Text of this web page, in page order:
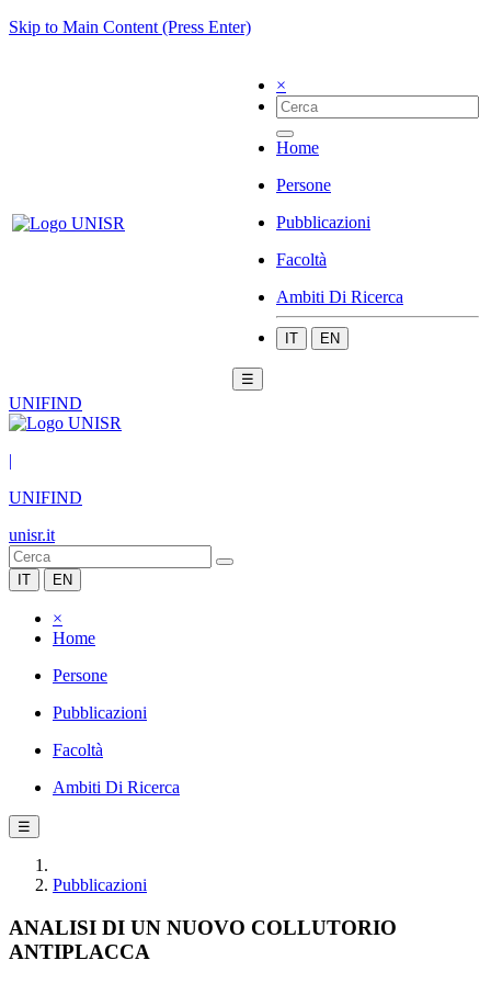
Skip to Main Content (Press Enter)
×
Home
Persone
Pubblicazioni
Facoltà
Ambiti Di Ricerca
IT EN
☰
UNIFIND
|
UNIFIND
unisr.it
IT EN
×
Home
Persone
Pubblicazioni
Facoltà
Ambiti Di Ricerca
☰
Pubblicazioni
ANALISI DI UN NUOVO COLLUTORIO
ANTIPLACCA